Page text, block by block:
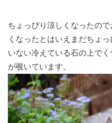
ちょっぴり涼しくなったの
くなったとはいえまだちょ
いない冷えている石の上で
が覗いています。